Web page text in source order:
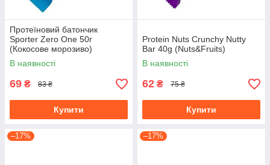
Протеїновий батончик
Sporter Zero One 50г
(Кокосове морозиво)
В наявності
69 ₴ 83 ₴
Купити
Protein Nuts Crunchy Nutty
Bar 40g (Nuts&Fruits)
В наявності
62 ₴ 75 ₴
Купити
–17% –17%